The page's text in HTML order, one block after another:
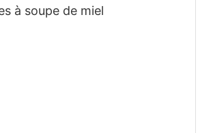
à soupe de miel